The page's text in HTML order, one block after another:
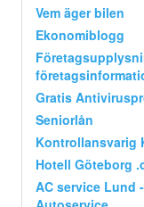
Vem äger bilen
Ekonomiblogg
Gratis
Seniorlån
Kontrollansvarig
Hotell Göteborg
AC service Lund